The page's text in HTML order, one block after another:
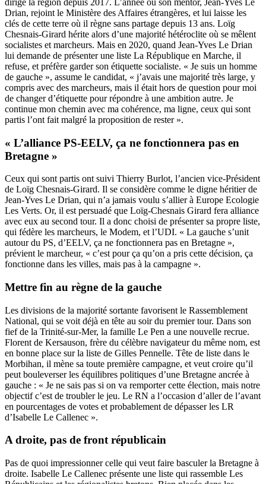
Drian, rejoint le Ministère des Affaires étrangères, et lui laisse les
clés de cette terre où il règne sans partage depuis 13 ans. Loïg
Chesnais-Girard hérite alors d’une majorité hétéroclite où se mêlent
socialistes et marcheurs. Mais en 2020, quand Jean-Yves Le Drian
lui demande de présenter une liste La République en Marche, il
refuse, et préfère garder son étiquette socialiste. « Je suis un homme
de gauche », assume le candidat, « j’avais une majorité très large, y
compris avec des marcheurs, mais il était hors de question pour moi
de changer d’étiquette pour répondre à une ambition autre. Je
continue mon chemin avec ma cohérence, ma ligne, ceux qui sont
partis l’ont fait malgré la proposition de rester ».
« L’alliance PS-EELV, ça ne fonctionnera pas en
Bretagne »
Ceux qui sont partis ont suivi Thierry Burlot, l’ancien vice-Président
de Loïg Chesnais-Girard. Il se considère comme le digne héritier de
Jean-Yves Le Drian, qui n’a jamais voulu s’allier à Europe Ecologie
Les Verts. Or, il est persuadé que Loïg-Chesnais Girard fera alliance
avec eux au second tour. Il a donc choisi de présenter sa propre liste,
qui fédère les marcheurs, le Modem, et l’UDI. « La gauche s’unit
autour du PS, d’EELV, ça ne fonctionnera pas en Bretagne »,
prévient le marcheur, « c’est pour ça qu’on a pris cette décision, ça
fonctionne dans les villes, mais pas à la campagne ».
Mettre fin au règne de la gauche
Les divisions de la majorité sortante favorisent le Rassemblement
National, qui se voit déjà en tête au soir du premier tour. Dans son
fief de la Trinité-sur-Mer, la famille Le Pen a une nouvelle recrue.
Florent de Kersauson, frère du célèbre navigateur du même nom, est
en bonne place sur la liste de Gilles Pennelle. Tête de liste dans le
Morbihan, il mène sa toute première campagne, et veut croire qu’il
peut bouleverser les équilibres politiques d’une Bretagne ancrée à
gauche : « Je ne sais pas si on va remporter cette élection, mais notre
objectif c’est de troubler le jeu. Le RN a l’occasion d’aller de l’avant
en pourcentages de votes et probablement de dépasser les LR
d’Isabelle Le Callenec ».
A droite, pas de front républicain
Pas de quoi impressionner celle qui veut faire basculer la Bretagne à
droite. Isabelle Le Callenec présente une liste qui rassemble Les